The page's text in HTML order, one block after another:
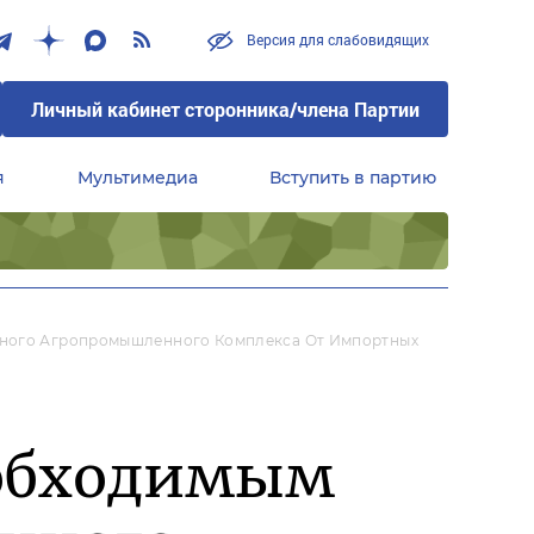
Версия для слабовидящих
Личный кабинет сторонника/члена Партии
Мультимедиа Вступить в партию
Агропромышленного Комплекса От Импортных